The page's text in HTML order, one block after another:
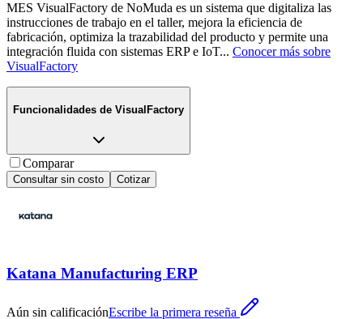
MES VisualFactory de NoMuda es un sistema que digitaliza las
instrucciones de trabajo en el taller, mejora la eficiencia de
fabricación, optimiza la trazabilidad del producto y permite una
integración fluida con sistemas ERP e IoT... Conocer más sobre
VisualFactory
Funcionalidades de VisualFactory
Comparar
Consultar sin costo Cotizar
Katana Manufacturing ERP
Aún sin calificaciónEscribe la primera reseña